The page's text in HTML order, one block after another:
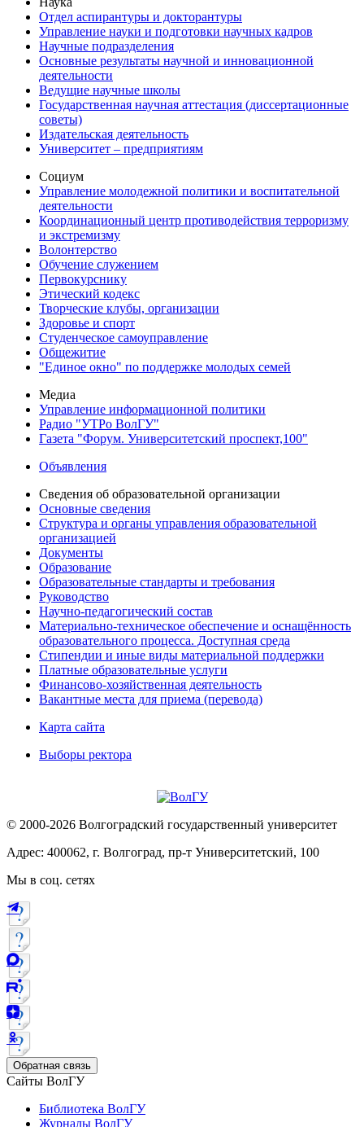
Отдел аспирантуры и докторантуры
Управление науки и подготовки научных кадров
Научные подразделения
Основные результаты научной и инновационной
деятельности
Ведущие научные школы
Государственная научная аттестация (диссертационные
советы)
Издательская деятельность
Университет – предприятиям
Социум
Управление молодежной политики и воспитательной
деятельности
Координационный центр противодействия терроризму
и экстремизму
Волонтерство
Обучение служением
Первокурснику
Этический кодекс
Творческие клубы, организации
Здоровье и спорт
Студенческое самоуправление
Общежитие
"Единое окно" по поддержке молодых семей
Медиа
Управление информационной политики
Радио "УТРо ВолГУ"
Газета "Форум. Университетский проспект,100"
Объявления
Сведения об образовательной организации
Основные сведения
Структура и органы управления образовательной
организацией
Документы
Образование
Образовательные стандарты и требования
Руководство
Научно-педагогический состав
Материально-техническое обеспечение и оснащённость
образовательного процесса. Доступная среда
Стипендии и иные виды материальной поддержки
Платные образовательные услуги
Финансово-хозяйственная деятельность
Вакантные места для приема (перевода)
Карта сайта
Выборы ректора
© 2000-2026 Волгоградский государственный университет
Адрес: 400062, г. Волгоград, пр-т Университетский, 100
Мы в соц. сетях
Обратная связь
Сайты ВолГУ
Библиотека ВолГУ
Журналы ВолГУ